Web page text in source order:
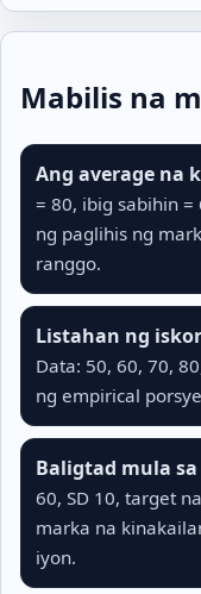
Mabilis na
Ang average na
= 80, ibig sabihin =
ng paglihis ng
ranggo.
Listahan ng
Data: 50, 60, 70,
ng empirical
Baligtad mula
60, SD 10, target
marka na
iyon.